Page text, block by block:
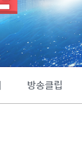
방송클립